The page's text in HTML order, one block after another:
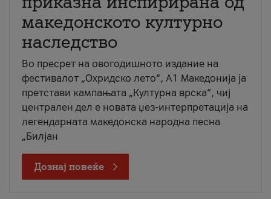
македонското културно
наследство
Во пресрет на овогодишното издание на
фестивалот „Охридско лето“, А1 Македонија ја
претстави кампањата „Културна врска“, чиј
централен дел е новата џез-интерпретација на
легендарната македонска народна песна
„Билјан
Дознај повеќе